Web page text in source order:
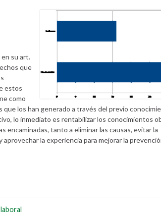
en su art.
que
estos
como
que los han generado a través del previo
lo inmediato es rentabilizar los conocimientos
encaminadas, tanto a eliminar las causas, evitar la
la experiencia para mejorar la